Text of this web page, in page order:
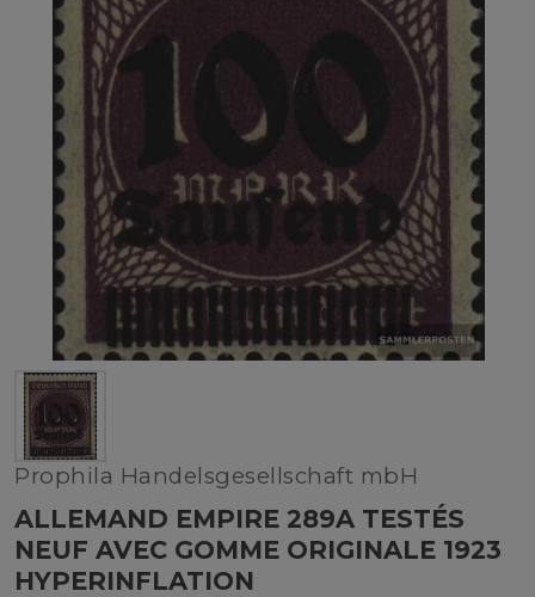
Prophila Handelsgesellschaft mbH
ALLEMAND EMPIRE 289A TESTÉS
NEUF AVEC GOMME ORIGINALE 1923
HYPERINFLATION